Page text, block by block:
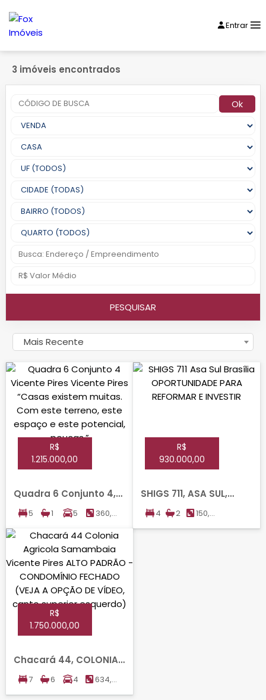
Entrar
3 imóveis encontrados
Ok
PESQUISAR
Mais Recente
R$
1.215.000,00
Quadra 6 Conjunto 4,
VICENTE PIRES, VICENTE
PIRES
5 1 5
360,00
R$
930.000,00
SHIGS 711, ASA SUL,
BRASILIA
4 2
150,00
R$
1.750.000,00
Chacará 44, COLONIA
AGRICOLA SAMAMBAIA,
VICENTE PIRES
7 6 4
634,00